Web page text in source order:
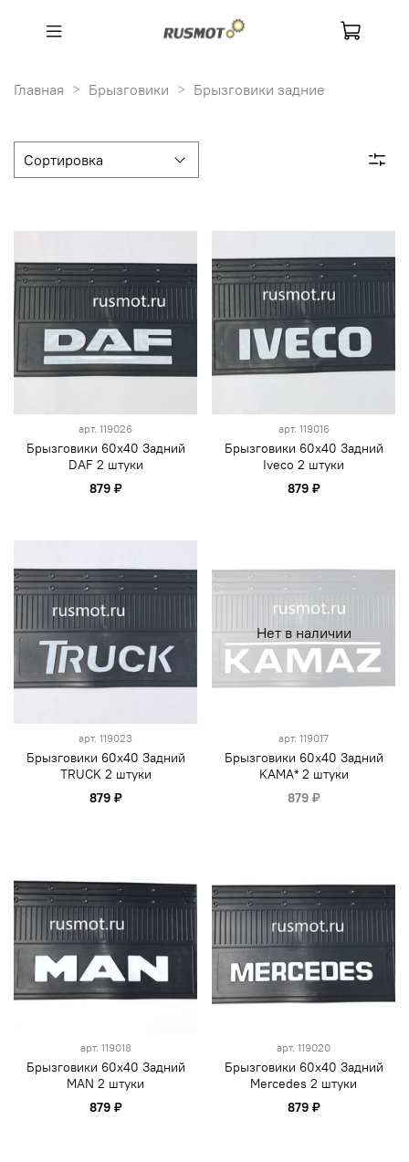
Главная Брызговики Брызговики задние
арт. 119026
Брызговики 60х40 Задний
DAF 2 штуки
879 ₽
арт. 119016
Брызговики 60х40 Задний
Iveco 2 штуки
879 ₽
арт. 119023
Брызговики 60х40 Задний
TRUCK 2 штуки
879 ₽
Нет в наличии
арт. 119017
Брызговики 60х40 Задний
KAMA* 2 штуки
879 ₽
арт. 119018
Брызговики 60х40 Задний
MAN 2 штуки
879 ₽
арт. 119020
Брызговики 60х40 Задний
Mercedes 2 штуки
879 ₽